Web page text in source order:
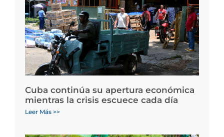
Cuba continúa su apertura económica
mientras la crisis escuece cada día
Leer Más >>